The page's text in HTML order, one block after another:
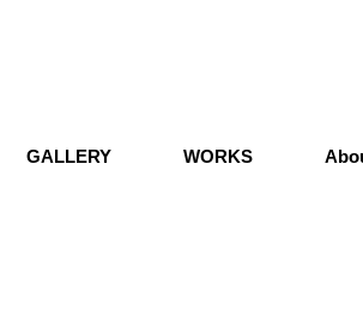
GALLERY WORKS